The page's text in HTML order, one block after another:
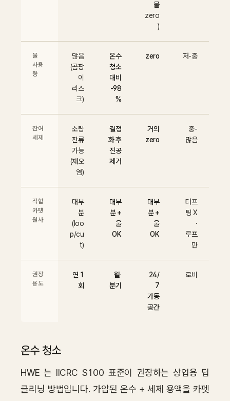
물
zero
)
물
사용
량
많음
(곰팡
이
리스
크)
온수
청소
대비
-98
%
zero 저-중
잔여
세제
소량
잔류
가능
(재오
염)
결정
화 후
진공
제거
거의
zero
중-
많음
적합
카펫
원사
대부
분
(loo
p/cu
t)
대부
분 +
울
OK
대부
분 +
울
OK
터프
팅 X
·
루프
만
권장
용도
연 1
회
월·
분기
24/
7
가동
공간
로비
온수 청소
HWE 는 IICRC S100 표준이 권장하는 상업용 딥
클리닝 방법입니다. 가압된 온수 + 세제 용액을 카펫